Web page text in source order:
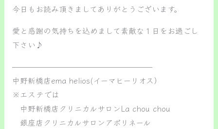
今日もお読み頂きましてありがとうございます。
愛と感謝の気持ちを込めまして素敵な１日をお過ごし
下さい♪
——————————————————
中野新橋店ema helios(イーマヒーリオス）
※エステでは
中野新橋店クリニカルサロンLa chou chou
銀座店クリニカルサロンアポリネール